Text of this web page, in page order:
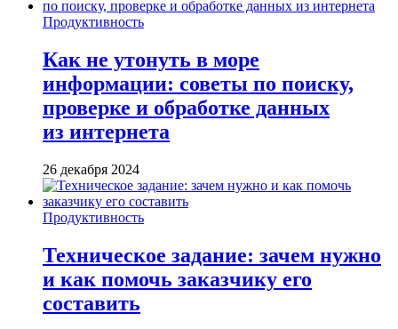
Продуктивность
Как не утонуть в море
информации: советы по поиску,
проверке и обработке данных
из интернета
26 декабря 2024
Продуктивность
Техническое задание: зачем нужно
и как помочь заказчику его
составить